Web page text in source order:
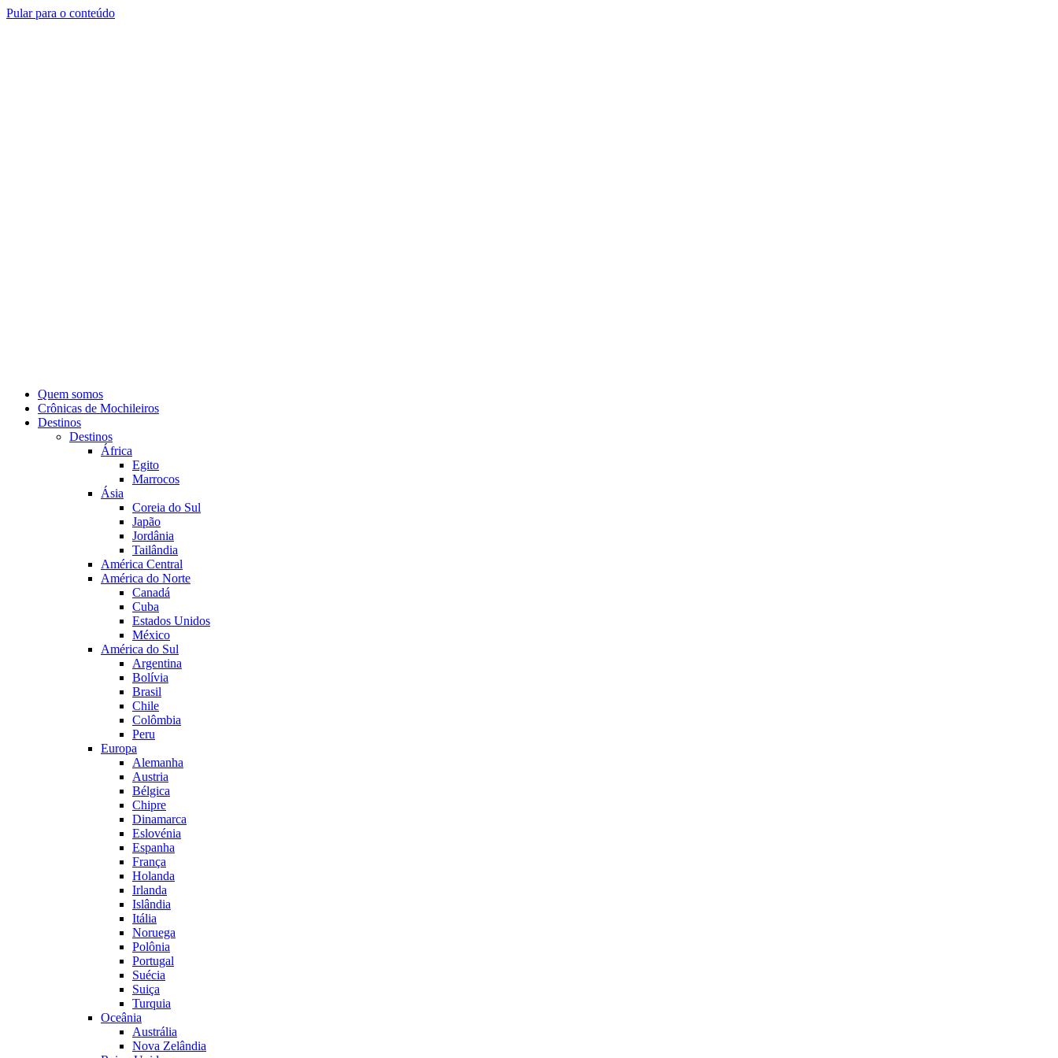
Pular para o conteúdo
Quem somos
Crônicas de Mochileiros
Destinos
Destinos
África
Egito
Marrocos
Ásia
Coreia do Sul
Japão
Jordânia
Tailândia
América Central
América do Norte
Canadá
Cuba
Estados Unidos
México
América do Sul
Argentina
Bolívia
Brasil
Chile
Colômbia
Peru
Europa
Alemanha
Austria
Bélgica
Chipre
Dinamarca
Eslovénia
Espanha
França
Holanda
Irlanda
Islândia
Itália
Noruega
Polônia
Portugal
Suécia
Suiça
Turquia
Oceânia
Austrália
Nova Zelândia